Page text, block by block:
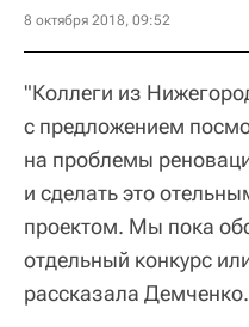
8 октября 2018, 09:52
"Коллеги из
с предложением
на проблемы
и сделать это
проектом. Мы пока
отдельный конкурс
рассказала Демченко.